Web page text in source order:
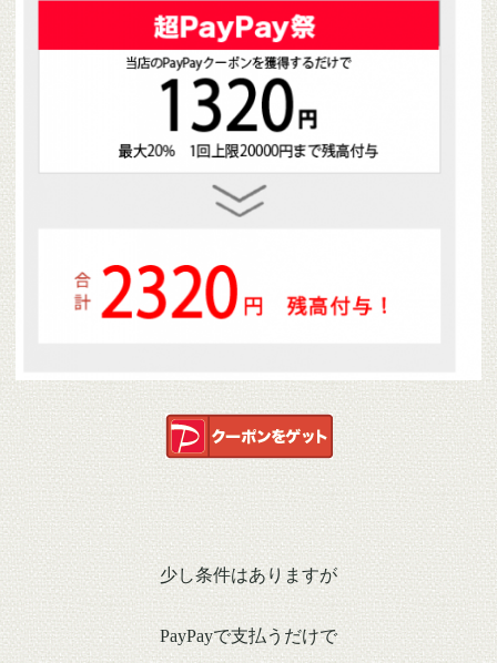
少し条件はありますが
PayPayで支払うだけで